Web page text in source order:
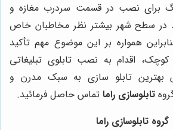
برای نصب در قسمت سردرب مغازه و
در سطح شهر بیشتر نظر مخاطبان خاص
همواره بر این موضوع مهم تأکید
کوچک، اقدام به نصب تابلوی تبلیغاتی
بهترین تابلو سازی به سبک مدرن و
تابلوسازی راما تماس حاصل فرمائید.
گروه تابلوسازی راما